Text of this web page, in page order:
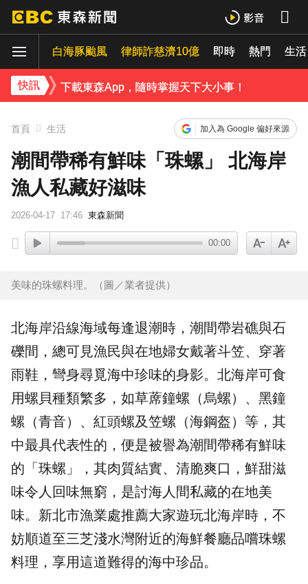
白海豚颱風 律師詐慈濟10億 即時 熱門 生活
快訊
《理財達人秀》X 安聯投信免費講座報名中！搶先卡位 2027
下載東森App，隨時掌握天下大小事！
白海豚撲日災情不斷！4.5萬民眾避難、2萬戶停電
首頁 生活 加入為 Google 偏好來源
潮間帶稀有鮮味「珠螺」 北海岸
漁人私藏好滋味
2026-04-17 17:46 東森新聞
00:00
美味的珠螺料理。（圖／業者提供）
北海岸沿線海域每逢退潮時，潮間帶岩礁與石
礫間，總可見漁民與在地婦女戴著斗笠、穿著
雨鞋，彎身尋覓海中珍味的身影。北海岸可食
用螺貝種類繁多，如草蓆鐘螺（烏螺）、黑鐘
螺（青音）、紅頭螺及笠螺（海鋼盔）等，其
中最具代表性的，便是被譽為潮間帶稀有鮮味
的「 珠螺 」，其肉質結實、清脆爽口，鮮甜滋
味令人回味無窮，是討海人間私藏的在地美
味。 新北市漁業處推薦大家遊玩北海岸時，不
妨順道至三芝淺水灣附近的海鮮餐廳品嚐珠螺
料理 ，享用這道難得的海中珍品。